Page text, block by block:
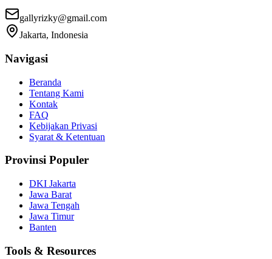
gallyrizky@gmail.com
Jakarta, Indonesia
Navigasi
Beranda
Tentang Kami
Kontak
FAQ
Kebijakan Privasi
Syarat & Ketentuan
Provinsi Populer
DKI Jakarta
Jawa Barat
Jawa Tengah
Jawa Timur
Banten
Tools & Resources